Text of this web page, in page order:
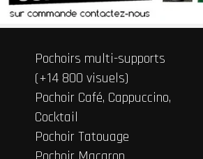
Pochoirs multi-supports
(+14 800 visuels)
Pochoir Café, Cappuccino,
Cocktail
Pochoir Tatouage